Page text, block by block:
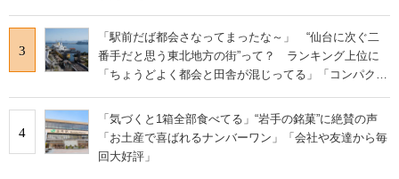
3
「駅前だば都会さなってまったな～」 “仙台に次ぐ二
番手だと思う東北地方の街”って？ ランキング上位に
「ちょうどよく都会と田舎が混じってる」「コンパクト
4
「気づくと1箱全部食べてる」“岩手の銘菓”に絶賛の声
「お土産で喜ばれるナンバーワン」「会社や友達から毎
回大好評」